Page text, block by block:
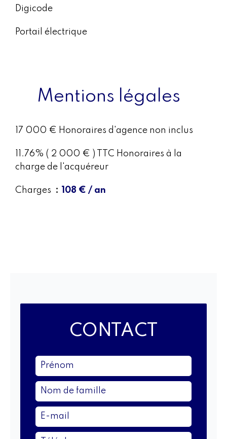
Digicode
Portail électrique
Mentions légales
17 000 € Honoraires d'agence non inclus
11.76% ( 2 000 € ) TTC Honoraires à la
charge de l'acquéreur
Charges 108 € / an
CONTACT